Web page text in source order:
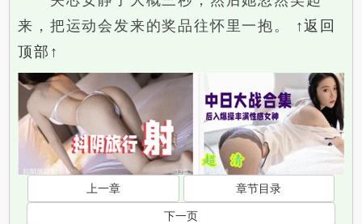
来，把运动会发来的奖品往怀里一抱。
↑返回
顶部↑
上一章 章节目录
下一页